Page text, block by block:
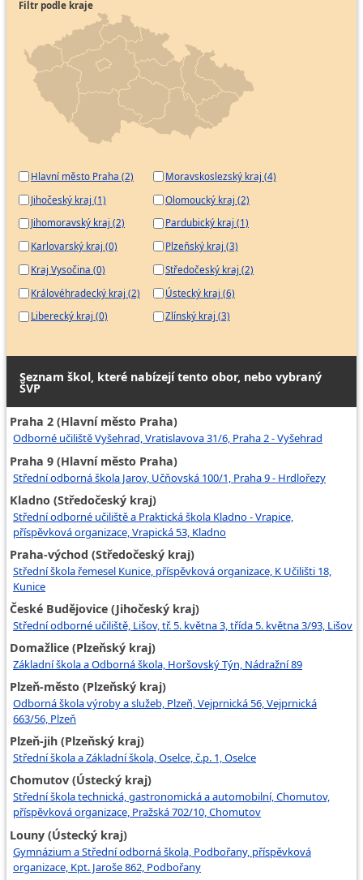
Filtr podle kraje
Hlavní město Praha (2)
Jihočeský kraj (1)
Jihomoravský kraj (2)
Karlovarský kraj (0)
Kraj Vysočina (0)
Královéhradecký kraj (2)
Liberecký kraj (0)
Moravskoslezský kraj (4)
Olomoucký kraj (2)
Pardubický kraj (1)
Plzeňský kraj (3)
Středočeský kraj (2)
Ústecký kraj (6)
Zlínský kraj (3)
Seznam škol, které nabízejí tento obor, nebo vybraný
ŠVP
Praha 2 (Hlavní město Praha)
Odborné učiliště Vyšehrad, Vratislavova 31/6, Praha 2 - Vyšehrad
Praha 9 (Hlavní město Praha)
Střední odborná škola Jarov, Učňovská 100/1, Praha 9 - Hrdlořezy
Kladno (Středočeský kraj)
Střední odborné učiliště a Praktická škola Kladno - Vrapice,
příspěvková organizace, Vrapická 53, Kladno
Praha-východ (Středočeský kraj)
Střední škola řemesel Kunice, příspěvková organizace, K Učilišti 18,
Kunice
České Budějovice (Jihočeský kraj)
Střední odborné učiliště, Lišov, tř. 5. května 3, třída 5. května 3/93, Lišov
Domažlice (Plzeňský kraj)
Základní škola a Odborná škola, Horšovský Týn, Nádražní 89
Plzeň-město (Plzeňský kraj)
Odborná škola výroby a služeb, Plzeň, Vejprnická 56, Vejprnická
663/56, Plzeň
Plzeň-jih (Plzeňský kraj)
Střední škola a Základní škola, Oselce, č.p. 1, Oselce
Chomutov (Ústecký kraj)
Střední škola technická, gastronomická a automobilní, Chomutov,
příspěvková organizace, Pražská 702/10, Chomutov
Louny (Ústecký kraj)
Gymnázium a Střední odborná škola, Podbořany, příspěvková
organizace, Kpt. Jaroše 862, Podbořany